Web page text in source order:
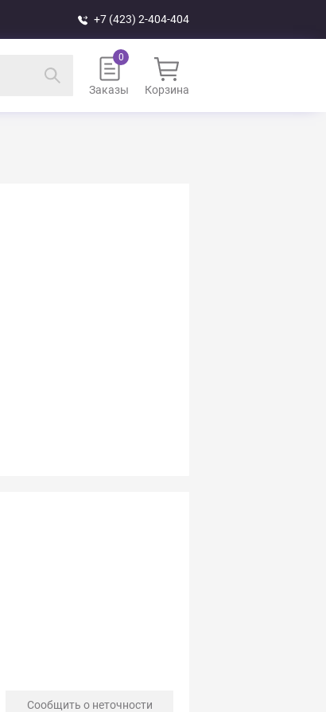
+7 (423) 2-404-404
Заказы Корзина
Сообщить о неточности